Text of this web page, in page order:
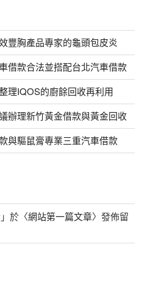
豐胸產品專家的龜頭包皮炎
借款合法並搭配台北汽車借款
理IQOS的廚餘回收再利用
辦理新竹黃金借款與黃金回收
與驅鼠膏專業三重汽車借款
」於〈網站第一篇文章〉發佈留